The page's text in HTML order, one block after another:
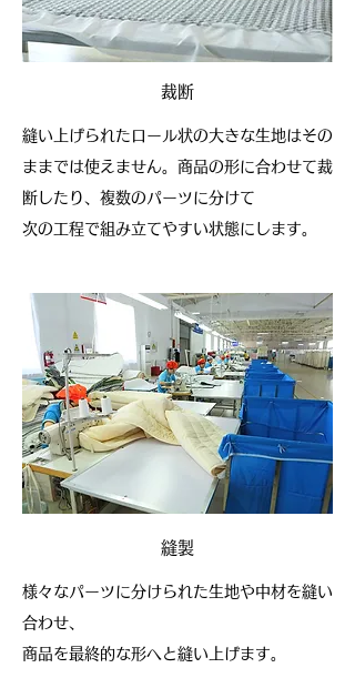
裁断
縫い上げられたロール状の大きな生地はその
ままでは使えません。商品の形に合わせて裁
断したり、複数のパーツに分けて
次の工程で組み立てやすい状態にします。
縫製
様々なパーツに分けられた生地や中材を縫い
合わせ、
商品を最終的な形へと縫い上げます。